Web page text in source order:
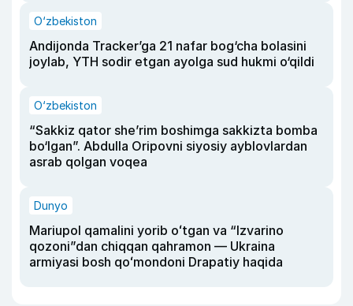
O‘zbekiston
Andijonda Tracker’ga 21 nafar bog‘cha bolasini
joylab, YTH sodir etgan ayolga sud hukmi o‘qildi
O‘zbekiston
“Sakkiz qator she’rim boshimga sakkizta bomba
bo‘lgan”. Abdulla Oripovni siyosiy ayblovlardan
asrab qolgan voqea
Dunyo
Mariupol qamalini yorib oʻtgan va “Izvarino
qozoni”dan chiqqan qahramon — Ukraina
armiyasi bosh qoʻmondoni Drapatiy haqida